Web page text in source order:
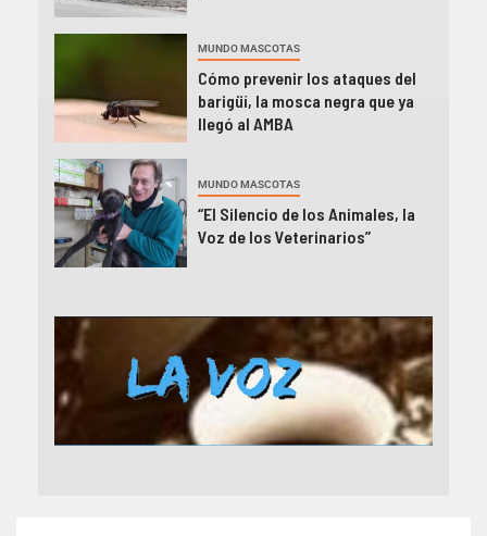
MUNDO MASCOTAS
Cómo prevenir los ataques del
barigüí, la mosca negra que ya
llegó al AMBA
MUNDO MASCOTAS
“El Silencio de los Animales, la
Voz de los Veterinarios”